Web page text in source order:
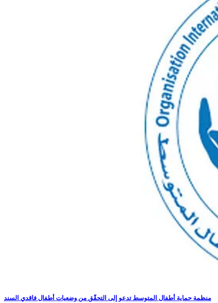
منظمة حماية أطفال المتوسط تدعو إلى التحقّق من وضعيات أطفال فاقدي السند